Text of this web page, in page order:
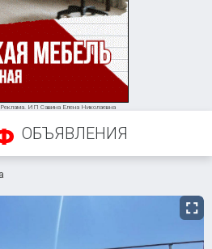
ИП Савина Елена Николаевна
ОБЪЯВЛЕНИЯ